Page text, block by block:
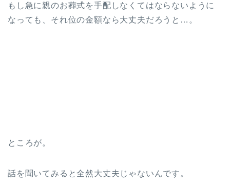
もし急に親のお葬式を手配しなくてはならないように
なっても、それ位の金額なら大丈夫だろうと…。
ところが。
話を聞いてみると全然大丈夫じゃないんです。